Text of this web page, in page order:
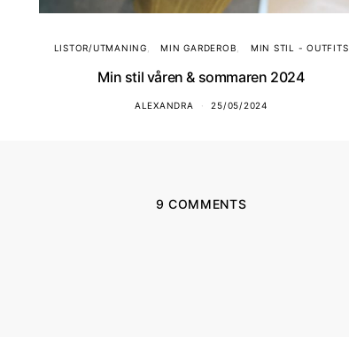
LISTOR/UTMANING MIN GARDEROB MIN STIL - OUTFITS
Min stil våren & sommaren 2024
ALEXANDRA 25/05/2024
9 COMMENTS